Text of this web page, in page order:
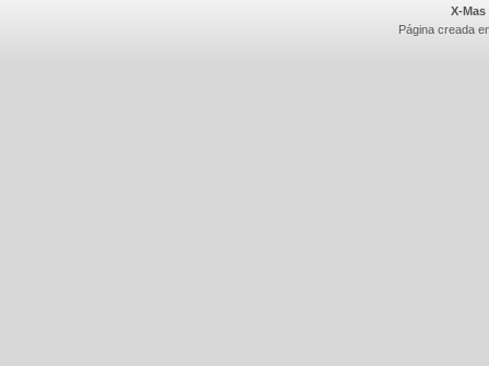
X-Mas
Página creada